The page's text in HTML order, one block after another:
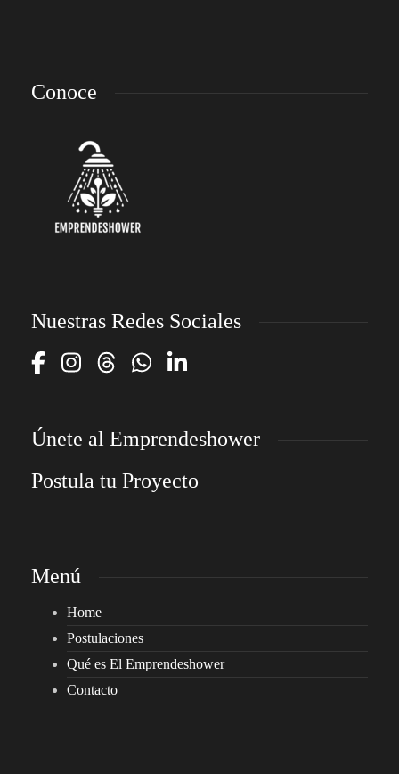
Conoce
Nuestras Redes Sociales
Únete al Emprendeshower
Postula tu Proyecto
Menú
Home
Postulaciones
Qué es El Emprendeshower
Contacto